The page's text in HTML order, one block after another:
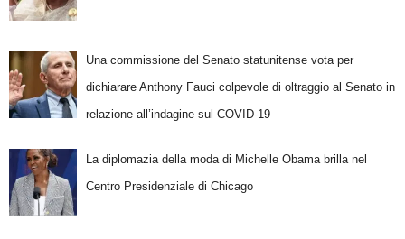
Una commissione del Senato statunitense vota per
dichiarare Anthony Fauci colpevole di oltraggio al Senato in
relazione all’indagine sul COVID-19
La diplomazia della moda di Michelle Obama brilla nel
Centro Presidenziale di Chicago